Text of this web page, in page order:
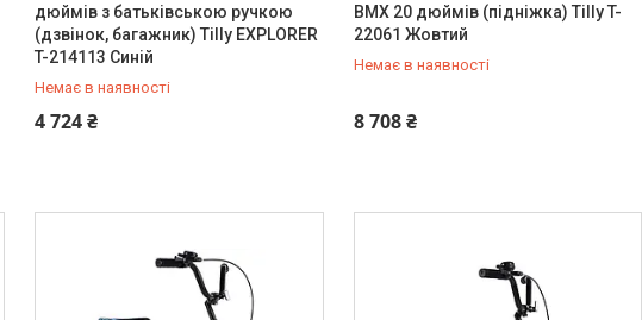
дюймів з батьківською ручкою
(дзвінок, багажник) Tilly EXPLORER
T-214113 Синій
Немає в наявності
4 724 ₴
0 (800) 33-98-35
BMX 20 дюймів (підніжка) Tilly T-
22061 Жовтий
Немає в наявності
8 708 ₴
0 (800) 33-98-35